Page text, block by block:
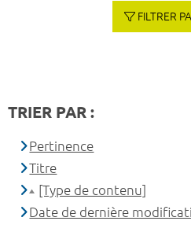
FILTRER
TRIER PAR :
Pertinence
Titre
[Type de contenu]
Date de dernière